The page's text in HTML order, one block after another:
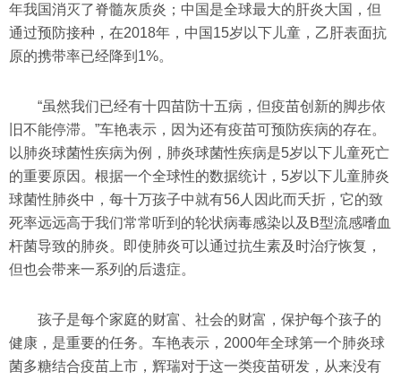
年我国消灭了脊髓灰质炎；中国是全球最大的肝炎大国，但
通过预防接种，在2018年，中国15岁以下儿童，乙肝表面抗
原的携带率已经降到1%。
“虽然我们已经有十四苗防十五病，但疫苗创新的脚步依
旧不能停滞。”车艳表示，因为还有疫苗可预防疾病的存在。
以肺炎球菌性疾病为例，肺炎球菌性疾病是5岁以下儿童死亡
的重要原因。根据一个全球性的数据统计，5岁以下儿童肺炎
球菌性肺炎中，每十万孩子中就有56人因此而夭折，它的致
死率远远高于我们常常听到的轮状病毒感染以及B型流感嗜血
杆菌导致的肺炎。即使肺炎可以通过抗生素及时治疗恢复，
但也会带来一系列的后遗症。
孩子是每个家庭的财富、社会的财富，保护每个孩子的
健康，是重要的任务。车艳表示，2000年全球第一个肺炎球
菌多糖结合疫苗上市，辉瑞对于这一类疫苗研发，从来没有